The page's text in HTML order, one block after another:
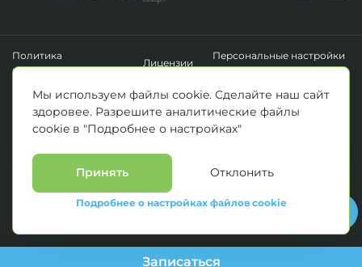
Записаться
Политика
конфиденциальности
Лицензии
Персональные настройки
файлов cookie
Зарегистрировано Минским горисполкомом 14.04.2020 г.
© Все права защищены 2026. ООО «Клиника Каскад»
Материалы, размещенные на данной странице, носят информационный
должны использовать их в качестве медицинских рекомендаций.
Определение диагноза и выбор методики лечения остается исключительной
прерогативой вашего лечащего врача! * Цены, указанные на сайте
приведены как справочная информация и не являются публичной офертой.
С полным прейскурантом на оказываемые медицинские услуги можно
Мы используем файлы cookie. Сделайте наш сайт
здоровее. Разрешите аналитические файлы
cookie в "Подробнее о настройках"
Принять Отклонить
Подробнее о настройках файлов cookie